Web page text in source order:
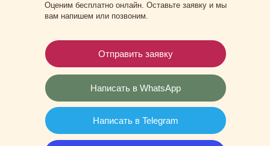
Оценим бесплатно онлайн. Оставьте заявку и мы
вам напишем или позвоним.
Написать в WhatsApp
Отправить заявку
Написать в Telegram